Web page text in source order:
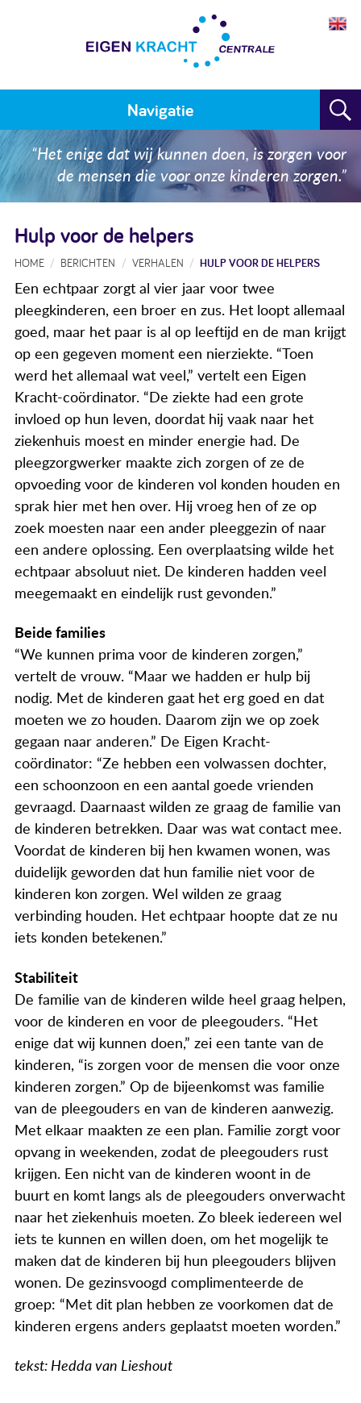
Navigatie
Home
Plan maken
Voor wie
Resultaten
Meedoen
Actueel
Contact
“Het enige dat wij kunnen doen, is zorgen voor
de mensen die voor onze kinderen zorgen.”
Hulp voor de helpers
HOME BERICHTEN VERHALEN HULP VOOR DE HELPERS
Een echtpaar zorgt al vier jaar voor twee
pleegkinderen, een broer en zus. Het loopt allemaal
goed, maar het paar is al op leeftijd en de man krijgt
op een gegeven moment een nierziekte. “Toen
werd het allemaal wat veel,” vertelt een Eigen
Kracht-coördinator. “De ziekte had een grote
invloed op hun leven, doordat hij vaak naar het
ziekenhuis moest en minder energie had. De
pleegzorgwerker maakte zich zorgen of ze de
opvoeding voor de kinderen vol konden houden en
sprak hier met hen over. Hij vroeg hen of ze op
zoek moesten naar een ander pleeggezin of naar
een andere oplossing. Een overplaatsing wilde het
echtpaar absoluut niet. De kinderen hadden veel
meegemaakt en eindelijk rust gevonden.”
Beide families
“We kunnen prima voor de kinderen zorgen,”
vertelt de vrouw. “Maar we hadden er hulp bij
nodig. Met de kinderen gaat het erg goed en dat
moeten we zo houden. Daarom zijn we op zoek
gegaan naar anderen.” De Eigen Kracht-
coördinator: “Ze hebben een volwassen dochter,
een schoonzoon en een aantal goede vrienden
gevraagd. Daarnaast wilden ze graag de familie van
de kinderen betrekken. Daar was wat contact mee.
Voordat de kinderen bij hen kwamen wonen, was
duidelijk geworden dat hun familie niet voor de
kinderen kon zorgen. Wel wilden ze graag
verbinding houden. Het echtpaar hoopte dat ze nu
iets konden betekenen.”
Stabiliteit
De familie van de kinderen wilde heel graag helpen,
voor de kinderen en voor de pleegouders. “Het
enige dat wij kunnen doen,” zei een tante van de
kinderen, “is zorgen voor de mensen die voor onze
kinderen zorgen.” Op de bijeenkomst was familie
van de pleegouders en van de kinderen aanwezig.
Met elkaar maakten ze een plan. Familie zorgt voor
opvang in weekenden, zodat de pleegouders rust
krijgen. Een nicht van de kinderen woont in de
buurt en komt langs als de pleegouders onverwacht
naar het ziekenhuis moeten. Zo bleek iedereen wel
iets te kunnen en willen doen, om het mogelijk te
maken dat de kinderen bij hun pleegouders blijven
wonen. De gezinsvoogd complimenteerde de
groep: “Met dit plan hebben ze voorkomen dat de
kinderen ergens anders geplaatst moeten worden.”
tekst: Hedda van Lieshout